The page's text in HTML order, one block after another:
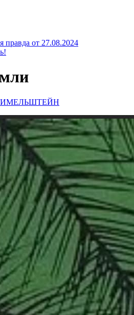
правда от 27.08.2024
ГИМЕЛЬШТЕЙН